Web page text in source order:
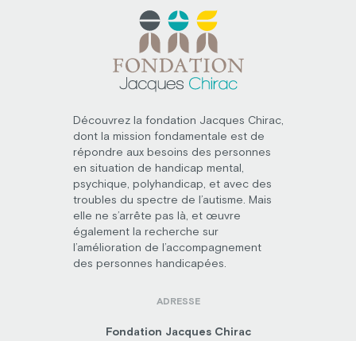
Découvrez la fondation Jacques Chirac,
dont la mission fondamentale est de
répondre aux besoins des personnes
en situation de handicap mental,
psychique, polyhandicap, et avec des
troubles du spectre de l’autisme. Mais
elle ne s’arrête pas là, et œuvre
également la recherche sur
l’amélioration de l’accompagnement
des personnes handicapées.
ADRESSE
Fondation Jacques Chirac